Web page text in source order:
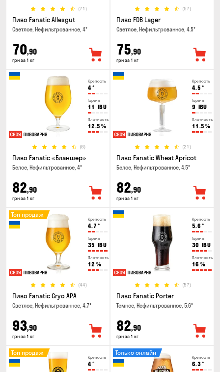
(71)
Пиво Fanatic Allesgut
Светлое, Нефильтрованное, 4°
70,90
грн за 1 кг
(57)
Пиво FDB Lager
Светлое, Нефильтрованное, 4.5°
75,90
грн за 1 кг
Крепость
4°
Горечь
11 IBU
Плотность
12.5 %
(8)
Пиво Fanatic «Бланшер»
Белое, Нефильтрованное, 4°
82,90
грн за 1 кг
Крепость
4.5 °
Горечь
9 IBU
Плотность
11.5 %
(21)
Пиво Fanatic Wheat Apricot
Белое, Нефильтрованное, 4.5°
82,90
грн за 1 кг
Крепость
4.7 °
Горечь
35 IBU
Плотность
12 %
(44)
Топ продаж
Пиво Fanatic Cryo APA
Светлое, Нефильтрованное, 4.7°
93,90
грн за 1 кг
Крепость
5.6 °
Горечь
30 IBU
Плотность
16 %
(57)
Пиво Fanatic Porter
Темное, Нефильтрованное, 5.6°
82,90
грн за 1 кг
Крепость
4°
Топ продаж
Крепость
6.3°
Только онлайн